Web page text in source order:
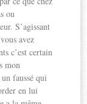
ou
S’agissant
avez
c’est certain
mon
faussé qui
en lui